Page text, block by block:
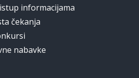
informacijama
čekanja
nabavke